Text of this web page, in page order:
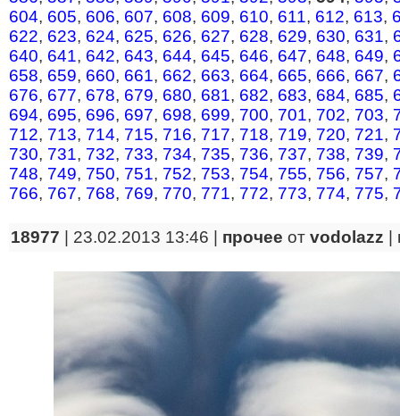
604, 605, 606, 607, 608, 609, 610, 611, 612, 613,
622, 623, 624, 625, 626, 627, 628, 629, 630, 631,
640, 641, 642, 643, 644, 645, 646, 647, 648, 649,
658, 659, 660, 661, 662, 663, 664, 665, 666, 667,
676, 677, 678, 679, 680, 681, 682, 683, 684, 685,
694, 695, 696, 697, 698, 699, 700, 701, 702, 703,
712, 713, 714, 715, 716, 717, 718, 719, 720, 721,
730, 731, 732, 733, 734, 735, 736, 737, 738, 739,
748, 749, 750, 751, 752, 753, 754, 755, 756, 757,
766, 767, 768, 769, 770, 771, 772, 773, 774, 775,
18977 | 23.02.2013 13:46 | прочее от vodolazz